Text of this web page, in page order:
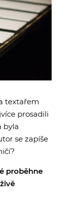
textařem
prosadili
byla
se zapíše
proběhne
živě